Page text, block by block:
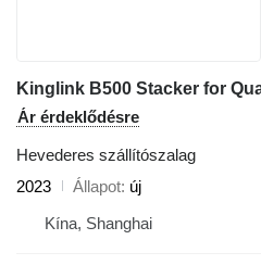
Kinglink B500 Stacker for
Ár érdeklődésre
Hevederes szállítószalag
2023
Állapot új
Kína, Shanghai